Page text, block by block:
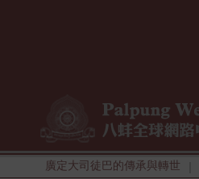
廣定大司徒巴的傳承與轉世